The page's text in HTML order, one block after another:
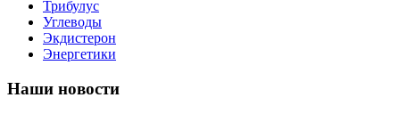
Трибулус
Углеводы
Экдистерон
Энергетики
Наши новости